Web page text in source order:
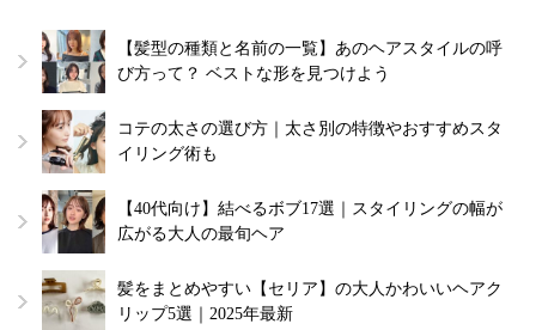
【髪型の種類と名前の一覧】あのヘアスタイルの呼
び方って？ ベストな形を見つけよう
コテの太さの選び方｜太さ別の特徴やおすすめスタ
イリング術も
【40代向け】結べるボブ17選｜スタイリングの幅が
広がる大人の最旬ヘア
髪をまとめやすい【セリア】の大人かわいいヘアク
リップ5選｜2025年最新